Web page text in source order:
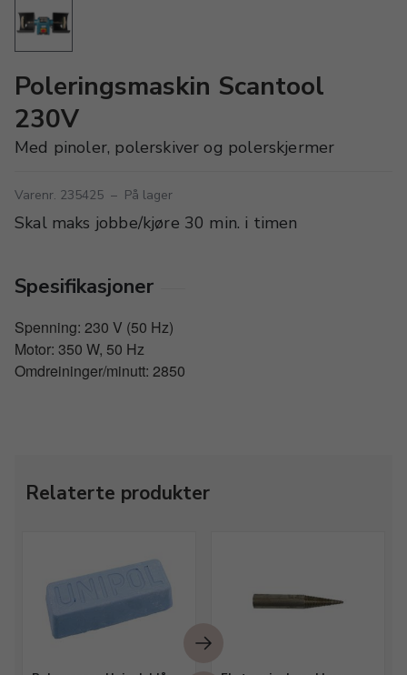
Poleringsmaskin Scantool
230V
Med pinoler, polerskiver og polerskjermer
Varenr. 235425 – På lager
Skal maks jobbe/kjøre 30 min. i timen
Spesifikasjoner
Spenning: 230 V (50 Hz)
Motor: 350 W, 50 Hz
Omdreininger/minutt: 2850
Relaterte produkter